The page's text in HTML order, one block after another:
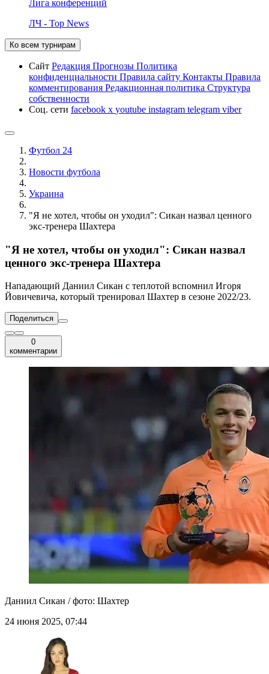
Лига конференций
ЛЧ - Top News
Ко всем турнирам
Сайт Редакция Прогнозы Политика
конфиденциальности Правила сайту Контакты Правила
комментирования Редакционная политика Структура
собственности
Соц. сети facebook x youtube instagram telegram viber
Футбол 24
Новости футбола
Украина
"Я не хотел, чтобы он уходил": Сикан назвал ценного
экс-тренера Шахтера
"Я не хотел, чтобы он уходил": Сикан назвал
ценного экс-тренера Шахтера
Нападающий Даниил Сикан с теплотой вспомнил Игоря
Йовичевича, который тренировал Шахтер в сезоне 2022/23.
Поделиться
0
комментарии
Даниил Сикан / фото: Шахтер
24 июня 2025, 07:44